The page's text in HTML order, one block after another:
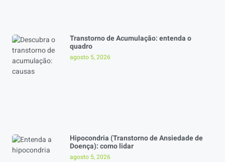
Transtorno de Acumulação: entenda o
quadro
agosto 5, 2026
Hipocondria (Transtorno de Ansiedade de
Doença): como lidar
agosto 5, 2026